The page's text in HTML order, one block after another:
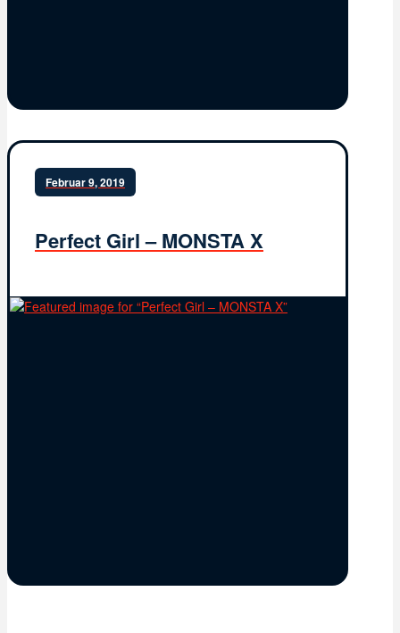
Februar 9, 2019
Perfect Girl – MONSTA X